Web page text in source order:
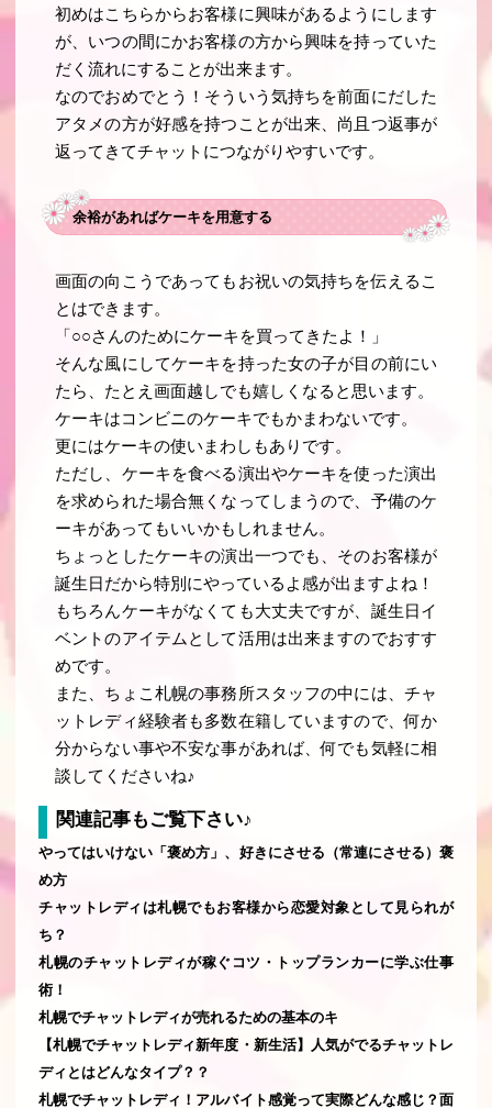
初めはこちらからお客様に興味があるようにします
が、いつの間にかお客様の方から興味を持っていた
だく流れにすることが出来ます。
なのでおめでとう！そういう気持ちを前面にだした
アタメの方が好感を持つことが出来、尚且つ返事が
返ってきてチャットにつながりやすいです。
余裕があればケーキを用意する
画面の向こうであってもお祝いの気持ちを伝えるこ
とはできます。
「○○さんのためにケーキを買ってきたよ！」
そんな風にしてケーキを持った女の子が目の前にい
たら、たとえ画面越しでも嬉しくなると思います。
ケーキはコンビニのケーキでもかまわないです。
更にはケーキの使いまわしもありです。
ただし、ケーキを食べる演出やケーキを使った演出
を求められた場合無くなってしまうので、予備のケ
ーキがあってもいいかもしれません。
ちょっとしたケーキの演出一つでも、そのお客様が
誕生日だから特別にやっているよ感が出ますよね！
もちろんケーキがなくても大丈夫ですが、誕生日イ
ベントのアイテムとして活用は出来ますのでおすす
めです。
また、ちょこ札幌の事務所スタッフの中には、チャ
ットレディ経験者も多数在籍していますので、何か
分からない事や不安な事があれば、何でも気軽に相
談してくださいね♪
関連記事もご覧下さい♪
やってはいけない「褒め方」、好きにさせる（常連にさせる）褒
め方
チャットレディは札幌でもお客様から恋愛対象として見られが
ち？
札幌のチャットレディが稼ぐコツ・トップランカーに学ぶ仕事
術！
札幌でチャットレディが売れるための基本のキ
【札幌でチャットレディ新年度・新生活】人気がでるチャットレ
ディとはどんなタイプ？？
札幌でチャットレディ！アルバイト感覚って実際どんな感じ？面